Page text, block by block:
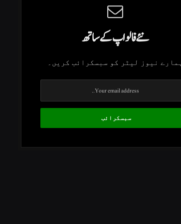
نئے فالو اپ کے ساتھ
ہمارے نیوز لیٹر کو سبسکرائب کریں۔